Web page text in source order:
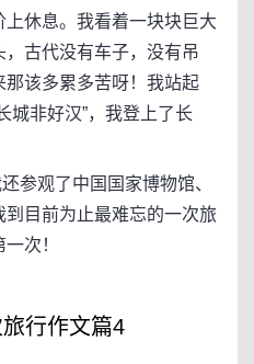
休息。我看着一块块巨大
古代没有车子，没有吊
该多累多苦呀！我站起
城非好汉”，我登上了长
观了中国国家博物馆、
目前为止最难忘的一次旅
次！
行作文篇4